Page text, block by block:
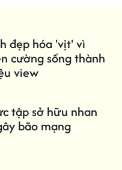
đẹp hóa 'vịt' vì
cường sống thành
view
tập sở hữu nhan
bão mạng